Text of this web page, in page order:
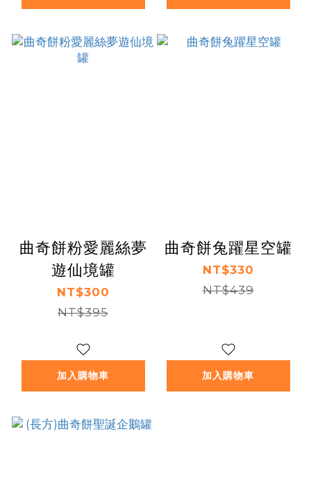
曲奇餅粉愛麗絲夢
遊仙境罐
NT$300
NT$395
加入購物車
曲奇餅兔躍星空罐
NT$330
NT$439
加入購物車